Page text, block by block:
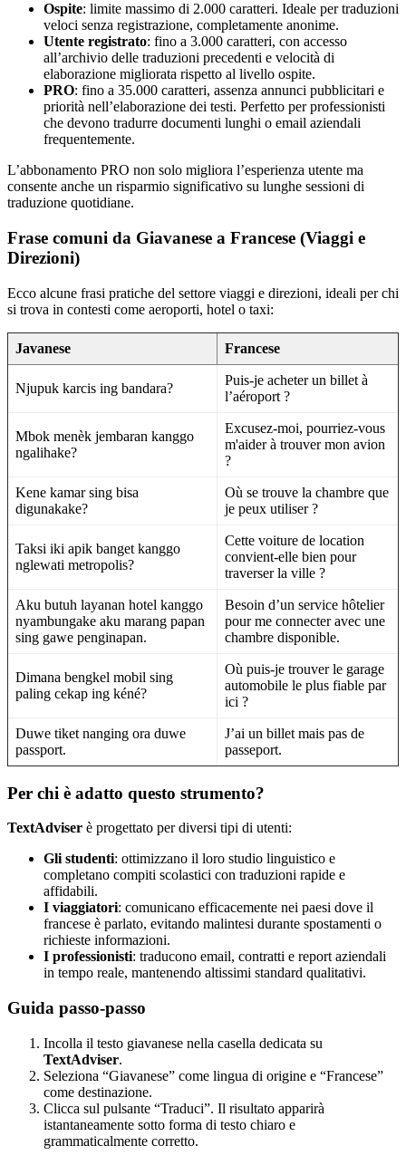
Ospite: limite massimo di 2.000 caratteri. Ideale per traduzioni
veloci senza registrazione, completamente anonime.
Utente registrato: fino a 3.000 caratteri, con accesso
all’archivio delle traduzioni precedenti e velocità di
elaborazione migliorata rispetto al livello ospite.
PRO: fino a 35.000 caratteri, assenza annunci pubblicitari e
priorità nell’elaborazione dei testi. Perfetto per professionisti
che devono tradurre documenti lunghi o email aziendali
frequentemente.
L’abbonamento PRO non solo migliora l’esperienza utente ma
consente anche un risparmio significativo su lunghe sessioni di
traduzione quotidiane.
Frase comuni da Giavanese a Francese (Viaggi e
Direzioni)
Ecco alcune frasi pratiche del settore viaggi e direzioni, ideali per chi
si trova in contesti come aeroporti, hotel o taxi:
Javanese Francese
Njupuk karcis ing bandara?
Puis-je acheter un billet à
l’aéroport ?
Mbok menèk jembaran kanggo
ngalihake?
Excusez-moi, pourriez-vous
m'aider à trouver mon avion
?
Kene kamar sing bisa
digunakake?
Où se trouve la chambre que
je peux utiliser ?
Taksi iki apik banget kanggo
nglewati metropolis?
Cette voiture de location
convient-elle bien pour
traverser la ville ?
Aku butuh layanan hotel kanggo
nyambungake aku marang papan
sing gawe penginapan.
Besoin d’un service hôtelier
pour me connecter avec une
chambre disponible.
Dimana bengkel mobil sing
paling cekap ing kéné?
Où puis-je trouver le garage
automobile le plus fiable par
ici ?
Duwe tiket nanging ora duwe
passport.
J’ai un billet mais pas de
passeport.
Per chi è adatto questo strumento?
TextAdviser è progettato per diversi tipi di utenti:
Gli studenti: ottimizzano il loro studio linguistico e
completano compiti scolastici con traduzioni rapide e
affidabili.
I viaggiatori: comunicano efficacemente nei paesi dove il
francese è parlato, evitando malintesi durante spostamenti o
richieste informazioni.
I professionisti: traducono email, contratti e report aziendali
in tempo reale, mantenendo altissimi standard qualitativi.
Guida passo-passo
Incolla il testo giavanese nella casella dedicata su
TextAdviser.
Seleziona “Giavanese” come lingua di origine e “Francese”
come destinazione.
Clicca sul pulsante “Traduci”. Il risultato apparirà
istantaneamente sotto forma di testo chiaro e
grammaticalmente corretto.